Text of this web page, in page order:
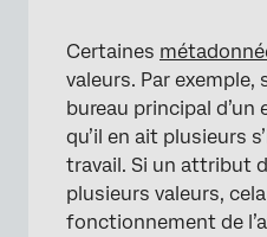
Certaines
valeurs. Par exemple,
bureau principal d’un
qu’il en ait plusieurs
travail. Si un attribut
plusieurs valeurs,
fonctionnement de